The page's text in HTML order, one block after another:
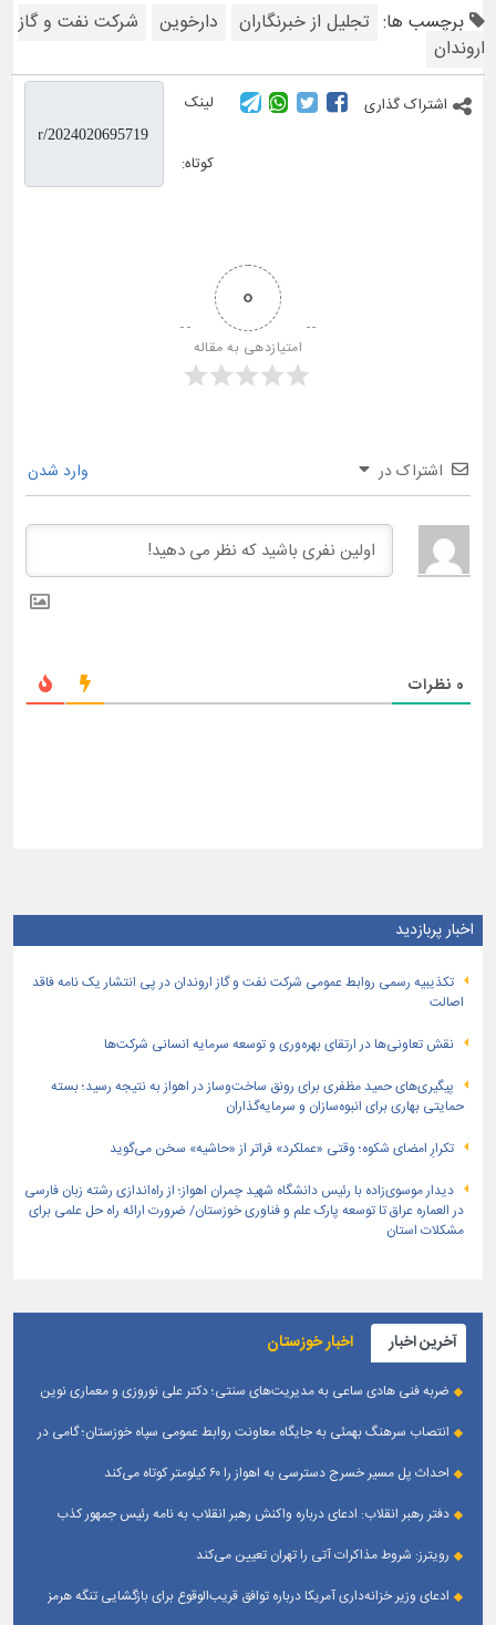
برچسب ها: تجلیل از خبرنگاران دارخوین
شرکت نفت و گاز
اروندان
اشتراک گذاری لینک
کوتاه:
0
امتیازدهی به مقاله
اشتراک در وارد شدن
0 نظرات
اخبار پربازدید
تكذیبیه رسمی روابط عمومی شركت نفت و گاز اروندان در پی انتشار یک نامه فاقد
اصالت
نقش تعاونی‌ها در ارتقای بهره‌وری و توسعه سرمایه انسانی شرکت‌ها
پیگیری‌های حمید مظفری برای رونق ساخت‌وساز در اهواز به نتیجه رسید؛ بسته
حمایتی بهاری برای انبوه‌سازان و سرمایه‌گذاران
تکرارِ امضای شکوه؛ وقتی «عملکرد» فراتر از «حاشیه» سخن می‌گوید
دیدار موسوی‌زاده با رئیس دانشگاه شهید چمران اهواز؛ از راه‌اندازی رشته زبان فارسی
در العماره عراق تا توسعه پارک علم و فناوری خوزستان/ ضرورت ارائه راه حل علمی برای
مشکلات استان
آخرین اخبار اخبار خوزستان
ضربه فنی هادی ساعی به مدیریت‌های سنتی؛ دکتر علی نوروزی و معماری نوین
انتصاب سرهنگ بهمئی به جایگاه معاونت روابط عمومی سپاه خوزستان؛ گامی در
احداث پل مسیر خسرج دسترسی به اهواز را ۶۰ کیلومتر کوتاه می‌کند
دفتر رهبر انقلاب: ادعای درباره واکنش رهبر انقلاب به نامه رئیس جمهور کذب
رویترز: شروط مذاکرات آتی را تهران تعیین می‌کند
ادعای وزیر خزانه‌داری آمریکا درباره توافق قریب‌الوقوع برای بازگشایی تنگه هرمز